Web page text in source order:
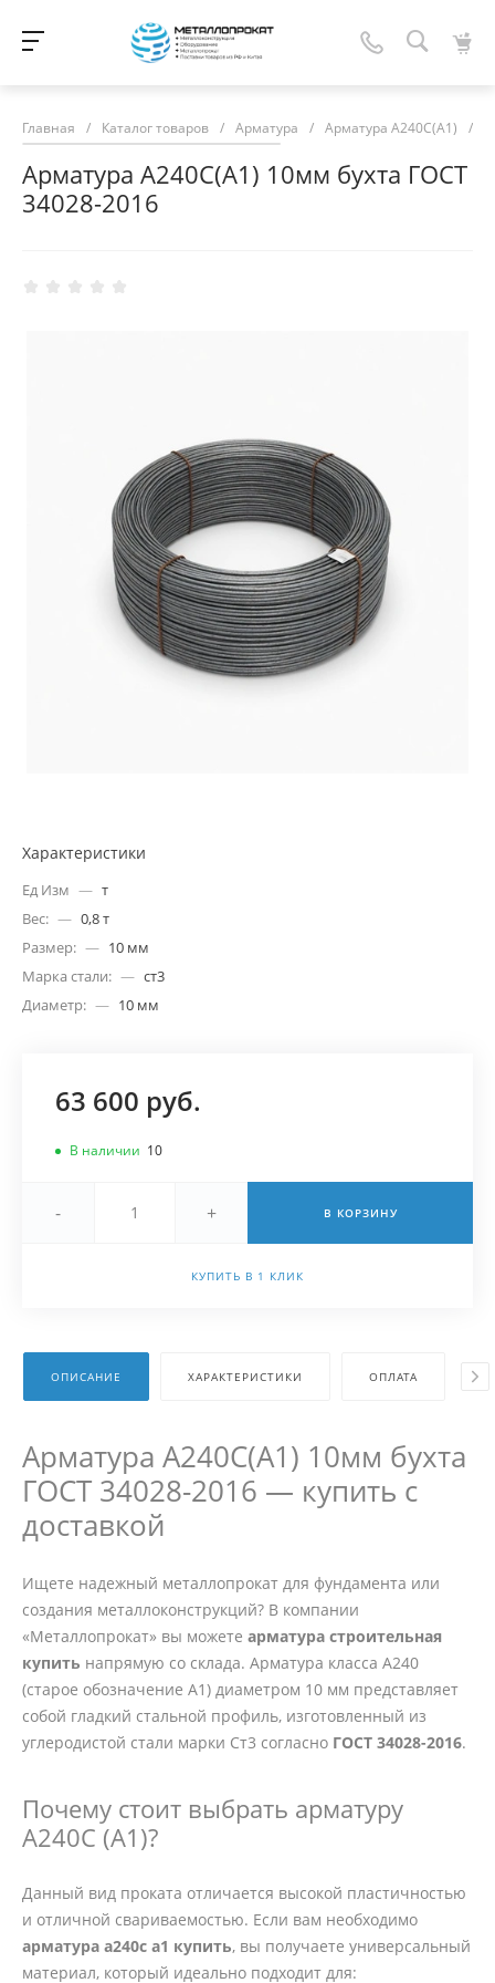
Главная / Каталог товаров / Арматура / Арматура А240С(А1) /
Арматура А240С(А1) 10мм бухта ГОСТ
34028-2016
Характеристики
Ед Изм — т
Вес: — 0,8 т
Размер: — 10 мм
Марка стали: — ст3
Диаметр: — 10 мм
63 600 руб.
В наличии 10
- + В КОРЗИНУ
КУПИТЬ В 1 КЛИК
ОПИСАНИЕ ХАРАКТЕРИСТИКИ ОПЛАТА
Арматура А240С(А1) 10мм бухта
ГОСТ 34028-2016 — купить с
доставкой
Ищете надежный металлопрокат для фундамента или
создания металлоконструкций? В компании
«Металлопрокат» вы можете арматура строительная
купить напрямую со склада. Арматура класса А240
(старое обозначение А1) диаметром 10 мм представляет
собой гладкий стальной профиль, изготовленный из
углеродистой стали марки Ст3 согласно ГОСТ 34028-2016.
Почему стоит выбрать арматуру
А240С (А1)?
Данный вид проката отличается высокой пластичностью
и отличной свариваемостью. Если вам необходимо
арматура а240с а1 купить, вы получаете универсальный
материал, который идеально подходит для: